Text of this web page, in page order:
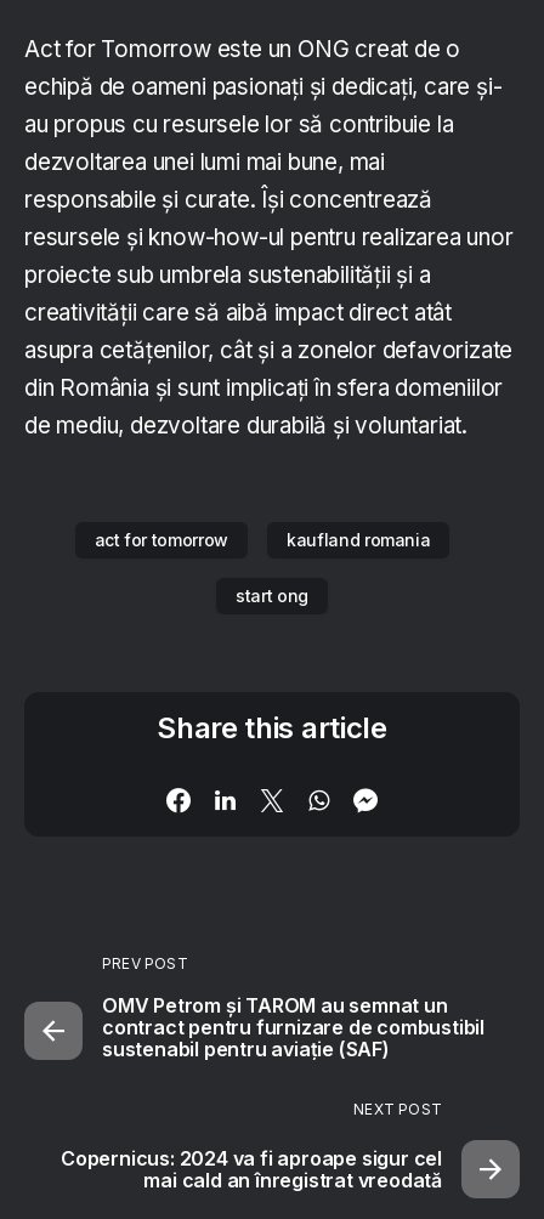
Act for Tomorrow este un ONG creat de o
echipă de oameni pasionați și dedicați, care și-
au propus cu resursele lor să contribuie la
dezvoltarea unei lumi mai bune, mai
responsabile și curate. Își concentrează
resursele și know-how-ul pentru realizarea unor
proiecte sub umbrela sustenabilității și a
creativității care să aibă impact direct atât
asupra cetățenilor, cât și a zonelor defavorizate
din România și sunt implicați în sfera domeniilor
de mediu, dezvoltare durabilă și voluntariat.
act for tomorrow kaufland romania
start ong
Share this article
PREV POST
OMV Petrom și TAROM au semnat un
contract pentru furnizare de combustibil
sustenabil pentru aviație (SAF)
NEXT POST
Copernicus: 2024 va fi aproape sigur cel
mai cald an înregistrat vreodată